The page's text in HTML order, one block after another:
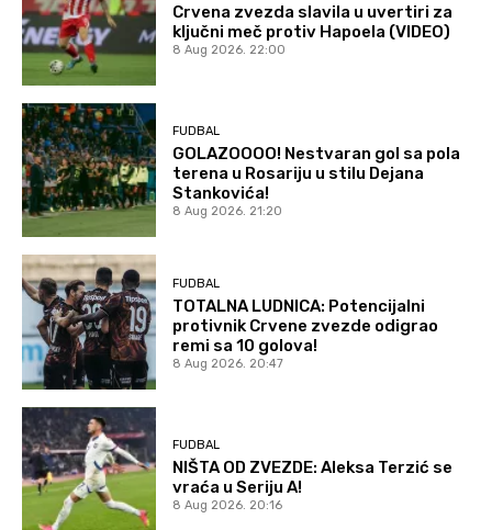
Crvena zvezda slavila u uvertiri za
ključni meč protiv Hapoela (VIDEO)
8 Aug 2026. 22:00
FUDBAL
GOLAZOOOO! Nestvaran gol sa pola
terena u Rosariju u stilu Dejana
Stankovića!
8 Aug 2026. 21:20
FUDBAL
TOTALNA LUDNICA: Potencijalni
protivnik Crvene zvezde odigrao
remi sa 10 golova!
8 Aug 2026. 20:47
FUDBAL
NIŠTA OD ZVEZDE: Aleksa Terzić se
vraća u Seriju A!
8 Aug 2026. 20:16